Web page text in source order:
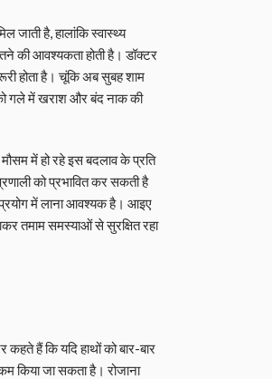
जाती है, हालांकि स्वास्थ्य
की आवश्यकता होती है। डॉक्टर
होता है। चूंकि अब सुबह शाम
गले में खराश और बंद नाक की
में हो रहे इस बदलाव के प्रति
को प्रभावित कर सकती है
में लाना आवश्यक है। आइए
तमाम समस्याओं से सुरक्षित रहा
हैं कि यदि हाथों को बार-बार
किया जा सकता है। रोजाना